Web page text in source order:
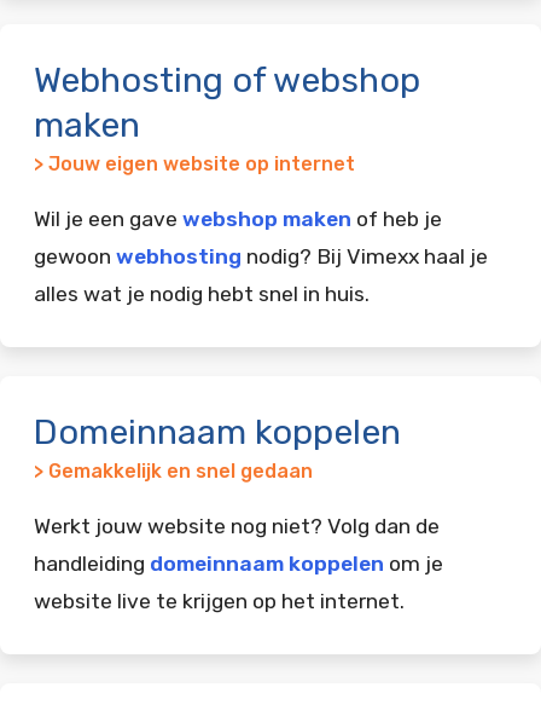
Webhosting of webshop
maken
> Jouw eigen website op internet
Wil je een gave webshop maken of heb je
gewoon webhosting nodig? Bij Vimexx haal je
alles wat je nodig hebt snel in huis.
Domeinnaam koppelen
> Gemakkelijk en snel gedaan
Werkt jouw website nog niet? Volg dan de
handleiding domeinnaam koppelen om je
website live te krijgen op het internet.